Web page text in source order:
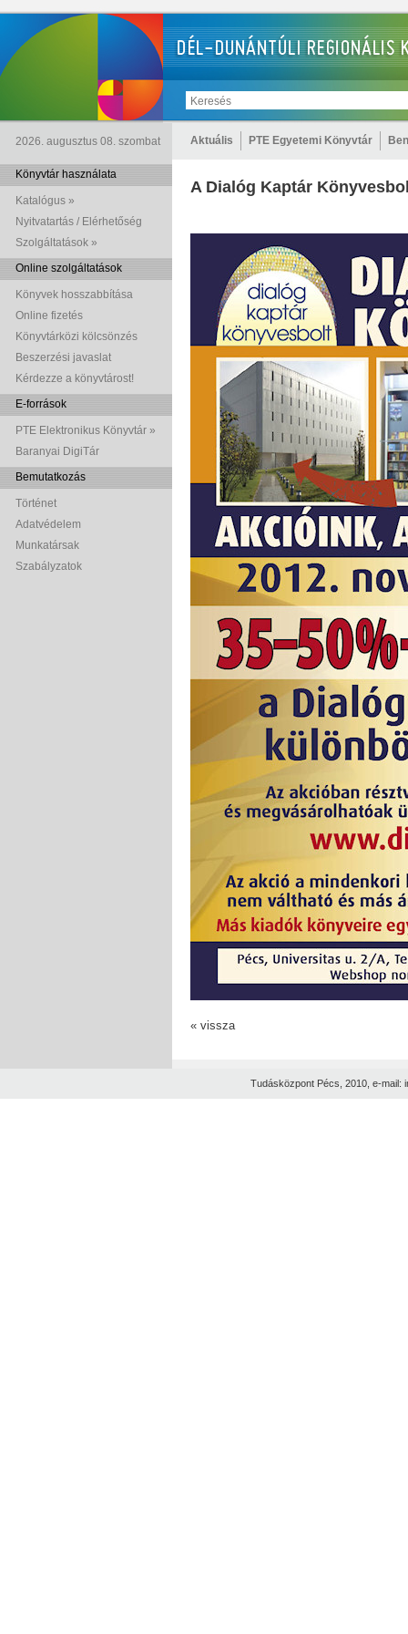
2026. augusztus 08. szombat Aktuális PTE Egyetemi Könyvtár
Könyvtár használata
Katalógus »
Nyitvatartás / Elérhetőség
Szolgáltatások »
Online szolgáltatások
Könyvek hosszabbítása
Online fizetés
Könyvtárközi kölcsönzés
Beszerzési javaslat
Kérdezze a könyvtárost!
E-források
PTE Elektronikus Könyvtár »
Baranyai DigiTár
Bemutatkozás
Történet
Adatvédelem
Munkatársak
Szabályzatok
A Dialóg Kaptár
« vissza
Tudásközpont Pécs, 2010, e-mail: